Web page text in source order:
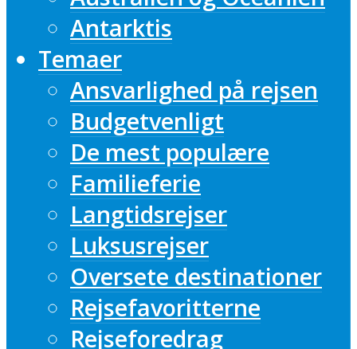
Antarktis
Temaer
Ansvarlighed på rejsen
Budgetvenligt
De mest populære
Familieferie
Langtidsrejser
Luksusrejser
Oversete destinationer
Rejsefavoritterne
Rejseforedrag